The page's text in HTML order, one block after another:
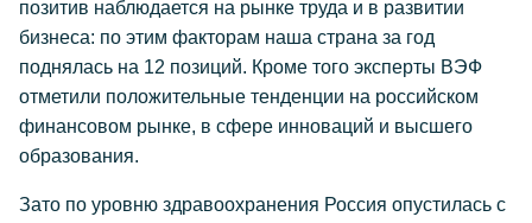
позитив наблюдается на рынке труда и в развитии
бизнеса: по этим факторам наша страна за год
поднялась на 12 позиций. Кроме того эксперты ВЭФ
отметили положительные тенденции на российском
финансовом рынке, в сфере инноваций и высшего
образования.
Зато по уровню здравоохранения Россия опустилась с